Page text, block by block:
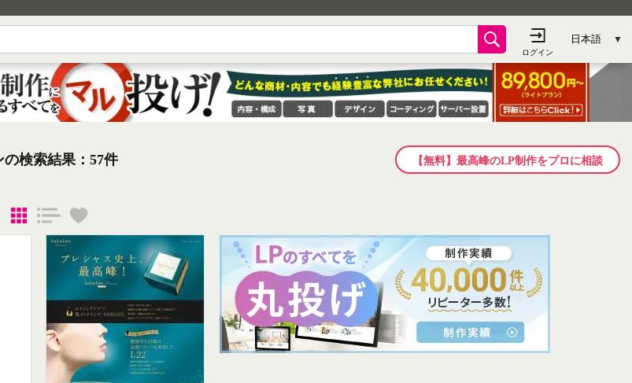
検索結果：57件 【無料】最高峰のLP制作をプロに相談